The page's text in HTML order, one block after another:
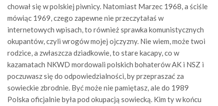
chował się w polskiej piwnicy. Natomiast Marzec 1968, a ściśle
mówiąc 1969, czego zapewne nie przeczytałaś w
internetowych wpisach, to również sprawka komunistycznych
okupantów, czyli wrogów mojej ojczyzny. Nie wiem, może twoi
rodzice, a zwłaszcza dziadkowie, to stare kacapy, co w
kazamatach NKWD mordowali polskich bohaterów AK i NSZ i
poczuwasz się do odpowiedzialności, by przepraszać za
sowieckie zbrodnie. Być może nie pamiętasz, ale do 1989
Polska oficjalnie była pod okupacją sowiecką. Kim ty w końcu